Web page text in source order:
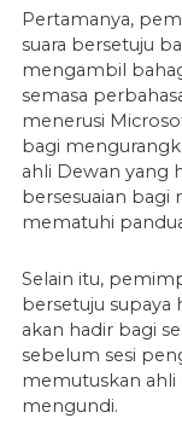
Pertamanya,
suara bersetuju
mengambil
semasa
menerusi
bagi
ahli Dewan yang
bersesuaian bagi
mematuhi
Selain itu,
bersetuju supaya
akan hadir bagi
sebelum sesi
memutuskan
mengundi.